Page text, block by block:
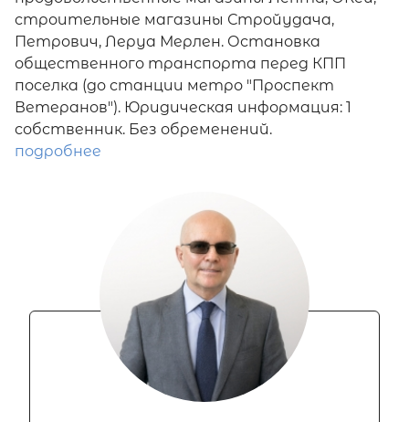
строительные магазины Стройудача,
Петрович, Леруа Мерлен. Остановка
общественного транспорта перед КПП
поселка (до станции метро "Проспект
Ветеранов"). Юридическая информация: 1
собственник. Без обременений.
подробнее